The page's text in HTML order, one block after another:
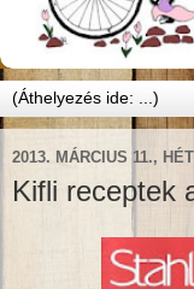
2013. MÁRCIUS 11.,
Kifli receptek